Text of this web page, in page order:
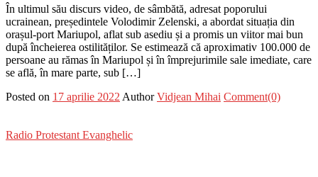
În ultimul său discurs video, de sâmbătă, adresat poporului
ucrainean, președintele Volodimir Zelenski, a abordat situația din
orașul-port Mariupol, aflat sub asediu și a promis un viitor mai bun
după încheierea ostilităților. Se estimează că aproximativ 100.000 de
persoane au rămas în Mariupol și în împrejurimile sale imediate, care
se află, în mare parte, sub […]
Posted on 17 aprilie 2022 Author Vidjean Mihai Comment(0)
Radio Protestant Evanghelic